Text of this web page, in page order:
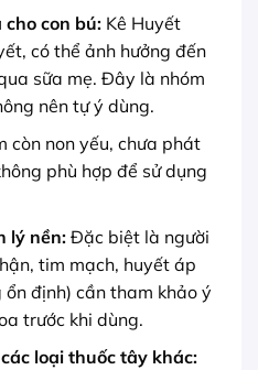
con bú:Kê Huyết
có thể ảnh hưởng đến
sữa mẹ. Đây là nhóm
nên tự ý dùng.
còn non yếu, chưa phát
phù hợp để sử dụng
lý nền:Đặc biệt là người
tim mạch, huyết áp
định) cần tham khảo ý
trước khi dùng.
loại thuốc tây khác: